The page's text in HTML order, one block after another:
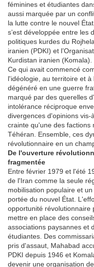
féminines et étudiantes
aussi marquée par un
la lutte contre le nouvel
s’est développée entre les
politiques kurdes du
iranien (PDKI) et
Kurdistan iranien (Komala).
Ce qui avait commencé
l'idéologie, au territoire et
dégénéré en une guerre
marqué par des querelles
intolérance réciproque
divergences d'opinions vis-
crainte qu'une des factions
Téhéran. Ensemble, ces
révolutionnaire en un
De l'ouverture
fragmentée
Entre février 1979 et l'été
de l'Iran comme la seule
mobilisation populaire et
portée du nouvel État.
opportunité révolutionnaire
mettre en place des
associations paysannes et
étudiantes. Des
pris d'assaut, Mahabad
PDKI depuis 1946 et
devenir une organisation